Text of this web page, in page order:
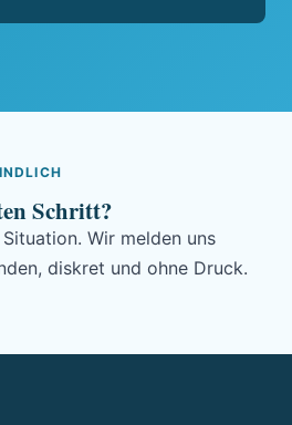
Schritt?
Wir melden uns
diskret und ohne Druck.